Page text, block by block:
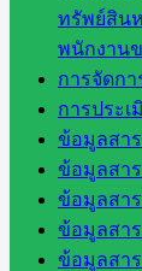
ทรัพย์สิน
พนักงาน
การจัดกา
การประเ
ข้อมูลสา
ข้อมูลสา
ข้อมูลสา
ข้อมูลสา
ข้อมูลสา
สำนักงาน
คณะ
กรรมการ
การ
อาชีวศึก
สำนักงาน
คณะ
กรรมการ
การศึกษา